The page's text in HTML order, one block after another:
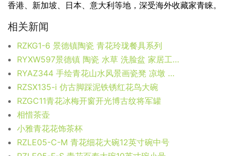
香港、新加坡、日本、意大利等地，深受海外收藏家青睐。
相关新闻
RZKG1-6 景德镇陶瓷 青花玲珑餐具系列
RYXW597景德镇 陶瓷 水草 洗脸盆 家居工艺摆设
RYAZ344 手绘青花山水风景画瓷凳 凉墩 鼓凳
RZSX135-i 仿古脚踩泥铁锈红花鸟大碗
RZGC11青花冰梅开窗开光博古纹将军罐
相惜茶壶
小雅青花花饰茶杯
RZLE05-C-M 青花细花大碗12英寸碗中号